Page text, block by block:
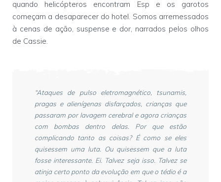
quando helicópteros encontram Esp e os garotos
começam a desaparecer do hotel. Somos arremessados
à cenas de ação, suspense e dor, narrados pelos olhos
de Cassie.
“Ataques de pulso eletromagnético, tsunamis,
pragas e alienígenas disfarçados, crianças que
passaram por lavagem cerebral e agora crianças
com bombas dentro delas. Por que estão
complicando tanto as coisas? É como se eles
quisessem uma luta. Ou quisessem que a luta
fosse interessante. Ei. Talvez seja isso. Talvez se
atinja certo ponto da evolução em que o tédio é a